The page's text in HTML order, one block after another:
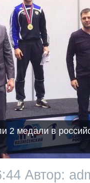
2 медали в
Автор: